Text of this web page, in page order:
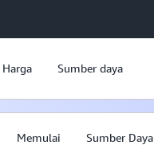
Harga Sumber daya
Memulai Sumber Daya